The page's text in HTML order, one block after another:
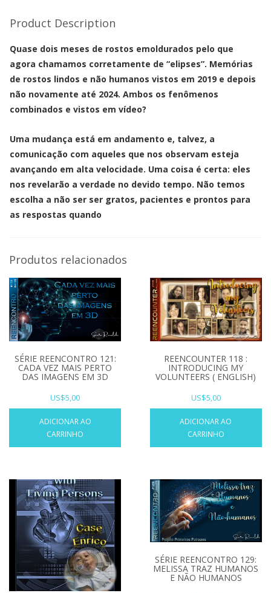
PORTUGUES)
Product Description
Quase dois meses de rostos emoldurados pelo que
agora chamamos corretamente de “elipses”. Memórias
de rostos lindos e não humanos vistos em 2019 e depois
não novamente até 2024. Ambos os fenômenos
combinados e vistos em vídeo?
Uma mudança está em andamento e, talvez, a
comunicação com aqueles que nos observam esteja
avançando em alta velocidade. Uma coisa é certa: eles
nos revelarão a verdade no devido tempo. Não temos
escolha a não ser ser gratos, pacientes e prontos para
as respostas quando
Produtos relacionados
SÉRIE REENCONTRO 121:
CADA VEZ MAIS PERTO
DAS IMAGENS EM 3D
US$5,00
ADICIONAR AO
CARRINHO
REENCOUNTER 118 :
INTRODUCING MY
VOLUNTEERS ( ENGLISH)
US$5,00
ADICIONAR AO
CARRINHO
SÉRIE REENCONTRO 129:
MELISSA TRAZ HUMANOS
E NÃO HUMANOS